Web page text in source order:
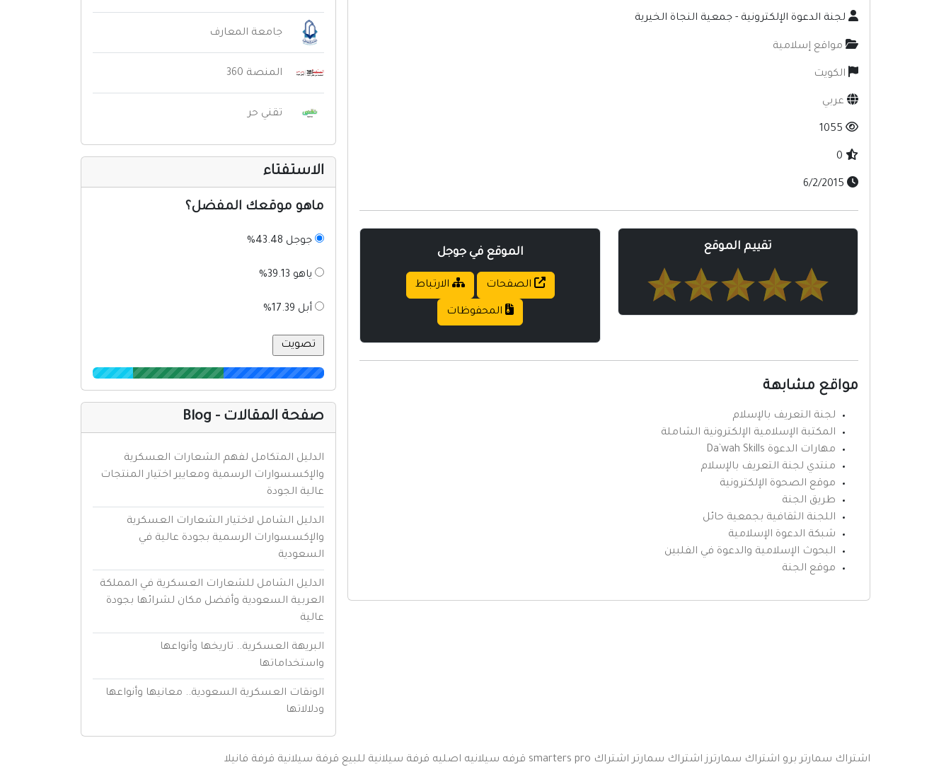
لجنة الدعوة الإلكترونية - جمعية النجاة الخيرية
مواقع إسلامية
الكويت
عربي
تقييم الموقع الموقع في جوجل
الصفحات الارتباط
المحفوظات
مواقع مشابهة
لجنة التعريف بالإسلام
المكتبة الإسلامية الإلكترونية الشاملة
مهارات الدعوة Da`wah Skills
منتدي لجنة التعريف بالإسلام
موقع الصحوة الإلكترونية
طريق الجنة
اللجنة الثقافية بجمعية حائل
شبكة الدعوة الإسلامية
البحوث الإسلامية والدعوة في الفلبين
موقع الجنة
جامعة المعارف
المنصة 360
تقني حر
الاستفتاء
ماهو موقعك المفضل؟
جوجل 43.48%
ياهو 39.13%
أبل 17.39%
صفحة المقالات - Blog
الدليل المتكامل لفهم الشعارات العسكرية
والإكسسوارات الرسمية ومعايير اختيار المنتجات
عالية الجودة
الدليل الشامل لاختيار الشعارات العسكرية
والإكسسوارات الرسمية بجودة عالية في
السعودية
الدليل الشامل للشعارات العسكرية في المملكة
العربية السعودية وأفضل مكان لشرائها بجودة
عالية
البريهة العسكرية.. تاريخها وأنواعها
واستخداماتها
الونقات العسكرية السعودية.. معانيها وأنواعها
ودلالاتها
اشتراك سمارتر برو اشتراك سمارترز اشتراك سمارتر اشتراك smarters pro قرفه سيلانيه اصليه قرفة سيلانية للبيع قرفة سيلانية قرفة فانيلا